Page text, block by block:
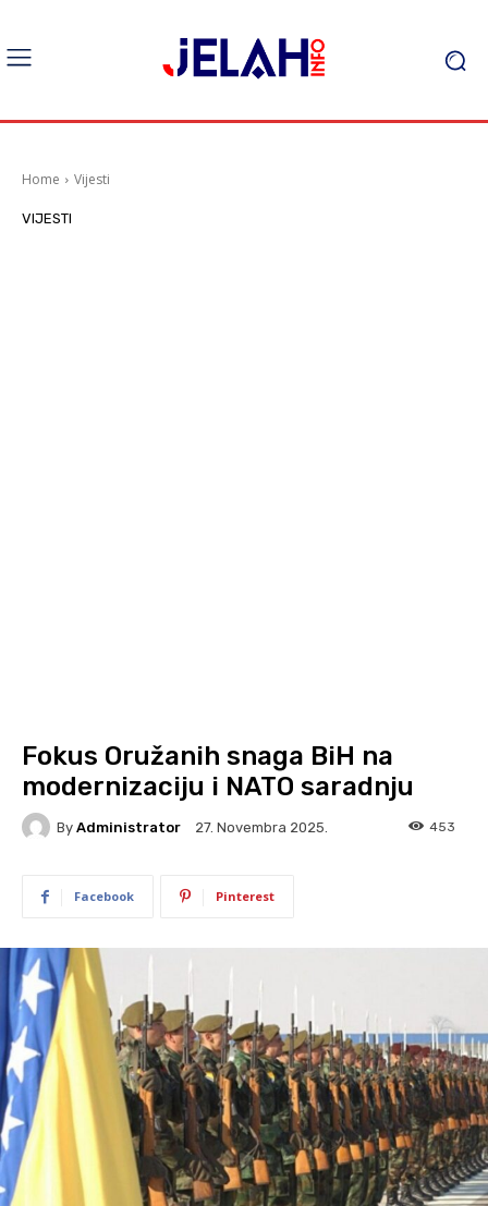
Home Vijesti
VIJESTI
Fokus Oružanih snaga BiH na
modernizaciju i NATO saradnju
By Administrator 27. Novembra 2025. 453
Facebook Pinterest